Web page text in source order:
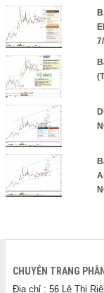
CHUYÊN TRANG
Địa chỉ : 56 Lê Thị